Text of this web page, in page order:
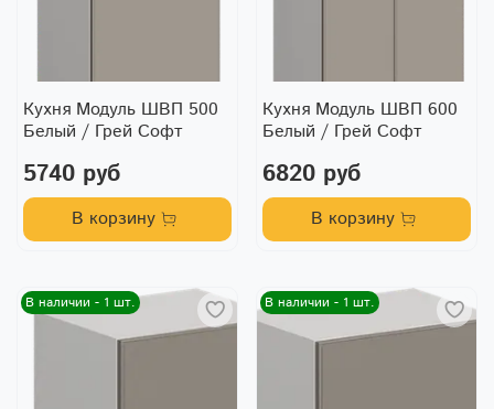
Кухня Модуль ШВП 500
Белый / Грей Софт
5740 руб
В корзину
Кухня Модуль ШВП 600
Белый / Грей Софт
6820 руб
В корзину
В наличии - 1 шт. В наличии - 1 шт.